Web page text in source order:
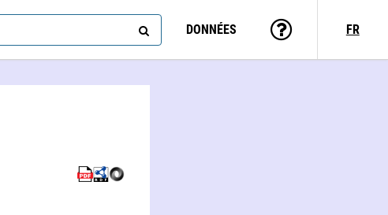
DONNÉES FR